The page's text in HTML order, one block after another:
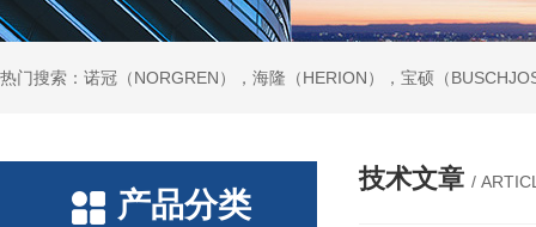
热门搜索：诺冠（NORGREN），海隆（HERION），宝硕（
产品分类
技术文章 /